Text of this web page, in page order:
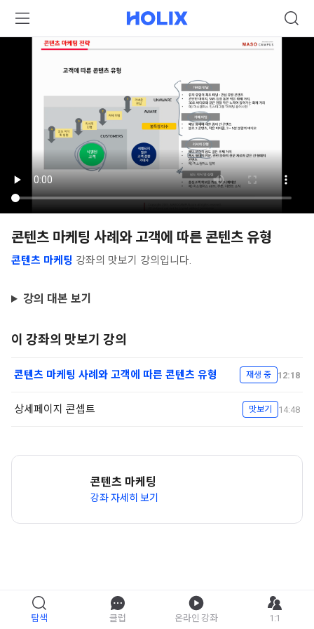
콘텐츠 마케팅 사례와 고객에 따른 콘텐츠 유형
콘텐츠 마케팅 강좌의 맛보기 강의입니다.
강의 대본 보기
이 강좌의 맛보기 강의
콘텐츠 마케팅 사례와 고객에 따른 콘텐츠 유형 재생 중 12:18
상세페이지 콘셉트 맛보기 14:48
콘텐츠 마케팅
강좌 자세히 보기
탐색 클럽 온라인 강좌 1:1